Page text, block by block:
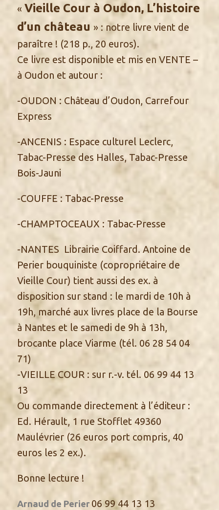
« Vieille Cour à Oudon, L’histoire
d’un château » : notre livre vient de
paraître ! (218 p., 20 euros).
Ce livre est disponible et mis en VENTE –
à Oudon et autour :
-OUDON : Château d’Oudon, Carrefour
Express
-ANCENIS : Espace culturel Leclerc,
Tabac-Presse des Halles, Tabac-Presse
Bois-Jauni
-COUFFE : Tabac-Presse
-CHAMPTOCEAUX : Tabac-Presse
-NANTES Librairie Coiffard. Antoine de
Perier bouquiniste (copropriétaire de
Vieille Cour) tient aussi des ex. à
disposition sur stand : le mardi de 10h à
19h, marché aux livres place de la Bourse
à Nantes et le samedi de 9h à 13h,
brocante place Viarme (tél. 06 28 54 04
71)
-VIEILLE COUR : sur r.-v. tél. 06 99 44 13
13
Ou commande directement à l’éditeur :
Ed. Hérault, 1 rue Stofflet 49360
Maulévrier (26 euros port compris, 40
euros les 2 ex.).
Bonne lecture !
Arnaud de Perier06 99 44 13 13